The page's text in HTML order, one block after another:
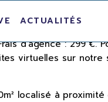
ACTUALITÉS
se compose d'une
est
d'agence : 299 €.
virtuelles sur
localisé à